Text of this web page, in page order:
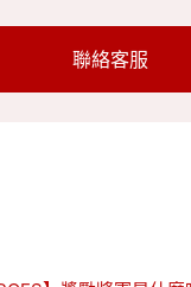
聯絡客服